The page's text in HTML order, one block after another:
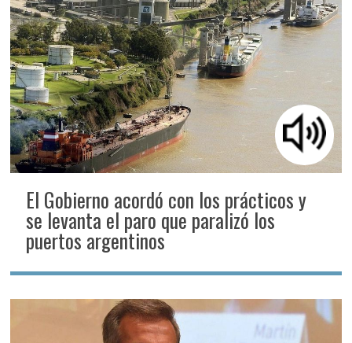
El Gobierno acordó con los prácticos y
se levanta el paro que paralizó los
puertos argentinos